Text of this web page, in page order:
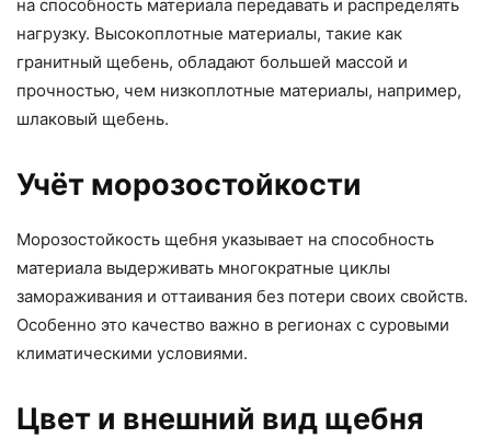
на способность материала передавать и распределять
нагрузку. Высокоплотные материалы, такие как
гранитный щебень, обладают большей массой и
прочностью, чем низкоплотные материалы, например,
шлаковый щебень.
Учёт морозостойкости
Морозостойкость щебня указывает на способность
материала выдерживать многократные циклы
замораживания и оттаивания без потери своих свойств.
Особенно это качество важно в регионах с суровыми
климатическими условиями.
Цвет и внешний вид щебня